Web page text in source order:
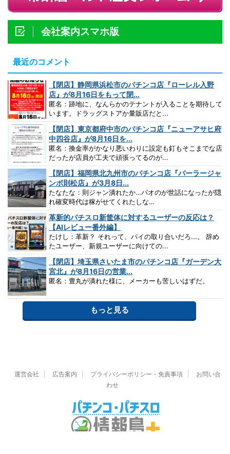
会社案内スマホ版
最近のコメント
【閉店】静岡県浜松市のパチンコ店『ローレル入野
店』が8月16日をもって閉...
匿名：跡地に、なんらかのテナントが入ることを期待して
います。ドラッグストアか量販店だと...
【閉店】東京都府中市のパチンコ店『ニューアサヒ府
中四谷店』が8月16日を...
匿名：換金率がかなり悪いわりに設定も釘もそこまでな店
だったが店員が工夫で頑張ってるのが...
【閉店】福岡県北九州市のパチンコ店『パーラージャ
ンボ則松店』が3月8日...
たなたな：則ジャン潰れたか…パオのが世話になったが隠
れ確変時代は稼がせてくれたしな…
革新的パチスロ新筐体に対するユーザーの反応は？
【AIレビュー番外編】
たけし：革新？ それって、パイの取り合いだろ...。 辞め
たユーザー、新規ユーザーに向けての...
【閉店】埼玉県さいたま市のパチンコ店『ガーデン大
宮北』が8月16日の営業...
匿名：豊丸が潰れた様に、メーカーも苦しいはずだ。
もっと見る
運営会社 広告案内 プライバシーポリシー・免責事項
お問い合
わせ